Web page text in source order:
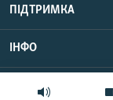
ПІДТРИМКА
ІНФО